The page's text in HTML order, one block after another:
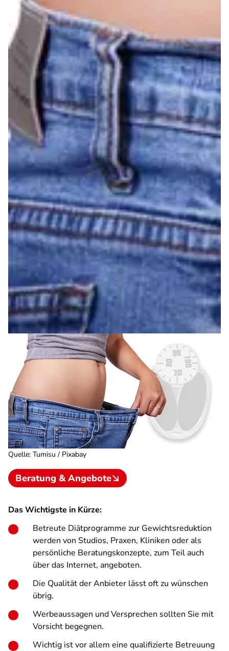
Quelle: Tumisu / Pixabay
Beratung & Angebote
Das Wichtigste in Kürze:
Betreute Diätprogramme zur Gewichtsreduktion
werden von Studios, Praxen, Kliniken oder als
persönliche Beratungskonzepte, zum Teil auch
über das Internet, angeboten.
Die Qualität der Anbieter lässt oft zu wünschen
übrig.
Werbeaussagen und Versprechen sollten Sie mit
Vorsicht begegnen.
Wichtig ist vor allem eine qualifizierte Betreuung